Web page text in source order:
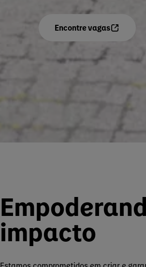
Encontre vagas
impacto